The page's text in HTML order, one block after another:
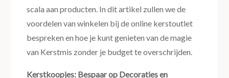
scala aan producten. In dit artikel zullen we de
voordelen van winkelen bij de online kerstoutlet
bespreken en hoe je kunt genieten van de magie
van Kerstmis zonder je budget te overschrijden.
Kerstkoopjes: Bespaar op Decoraties en